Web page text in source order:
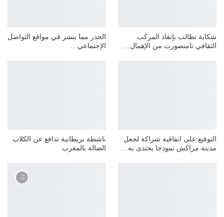
شكاية تطالب بإنقاذ المركب
الثقافي تامنصورت من الإهمال…
الحذر مما ينشر في مواقع التواصل
الإجتماعي…
التوقيع على اتفاقية شراكة لجعل
مدينة مراكش نموذجا يحتذى به…
ناشطة بريطانية تدافع عن الكلاب
الضالة بالمغرب